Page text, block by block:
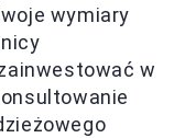
wymiary
w